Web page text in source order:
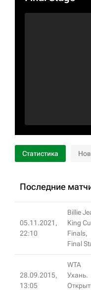
Статистика
Последние
05.11.2021,
22:10
Billie
King
Finals,
Final
28.09.2015,
13:05
WTA
Ухань.